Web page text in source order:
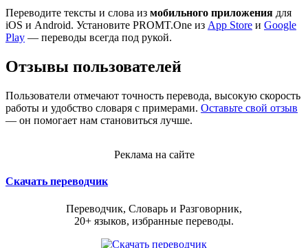
Переводите тексты и слова из мобильного приложения для
iOS и Android. Установите PROMT.One из App Store и Google
Play — переводы всегда под рукой.
Отзывы пользователей
Пользователи отмечают точность перевода, высокую скорость
работы и удобство словаря с примерами. Оставьте свой отзыв
— он помогает нам становиться лучше.
Реклама на сайте
Скачать переводчик
Переводчик, Словарь и Разговорник,
20+ языков, избранные переводы.